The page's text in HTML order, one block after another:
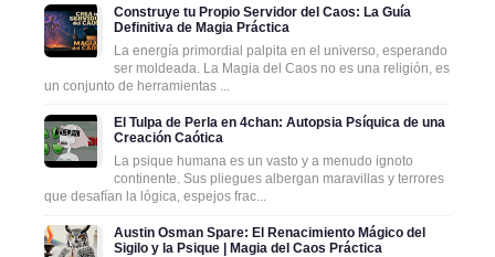
Construye tu Propio Servidor del Caos: La Guía
Definitiva de Magia Práctica
La energía primordial palpita en el universo, esperando
ser moldeada. La Magia del Caos no es una religión, es
un conjunto de herramientas ...
El Tulpa de Perla en 4chan: Autopsia Psíquica de una
Creación Caótica
La psique humana es un vasto y a menudo ignoto
continente. Sus pliegues albergan maravillas y terrores
que desafían la lógica, espejos frac...
Austin Osman Spare: El Renacimiento Mágico del
Sigilo y la Psique | Magia del Caos Práctica